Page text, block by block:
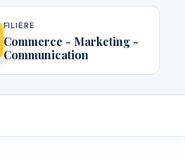
FILIÈRE
Commerce - Marketing -
Communication